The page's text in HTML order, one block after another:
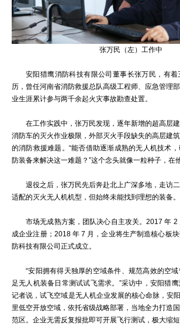
张万民（左）工作中
安阳猎鹰消防科技有限公司董事长张万民，有
历，曾任河南省消防救援总队高级工程师、应急管理
业生涯累计参与两千余起火灾事故勘查处置。
在工作实践中，张万民发现，逐年新增的超高层
消防车的灭火作业极限，外部灭火手段缺失的高层建
的消防救援难题。“能否借助逐渐成熟的无人机技术
防装备来解决这一难题？”这个念头就像一粒种子，在
退役之后，张万民先后奔赴北上广深多地，走访
适配的灭火无人机机型，但始终未能找到理想的装备。
市场无成熟方案，团队决心自主攻关。2017 年
成企业注册；2018 年 7 月，企业将生产制造核心板
防科技有限公司正式成立。
“安阳拥有得天独厚的空域条件、规范高效的空
足无人机装备日常测试试飞需求。”采访中，安阳猎
记者说，试飞空域是无人机企业发展的核心命脉，安
里低空开放空域，依托省级战略部署，当地全力打造
范区。企业无需反复报批即可开展飞行测试，极大缩